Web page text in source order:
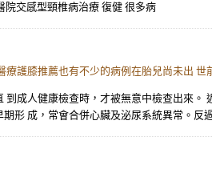
院交感型頸椎病治療 復健 很多病
療護膝推薦也有不少的病例在胎兒尚未出
到成人健康檢查時，才被無意中檢查出來
期形 成，常會合併心臟及泌尿系統異常。反